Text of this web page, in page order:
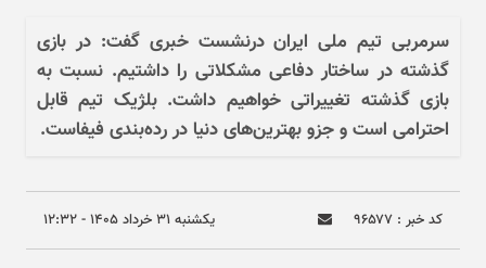
سرمربی تیم ملی ایران درنشست خبری گفت: در بازی
گذشته در ساختار دفاعی مشکلاتی را داشتیم. نسبت به
بازی گذشته تغییراتی خواهیم داشت. بلژیک تیم قابل
احترامی است و جزو بهترین‌های دنیا در رده‌بندی فیفاست.
کد خبر : ۹۶۵۷۷ يکشنبه ۳۱ خرداد ۱۴۰۵ - ۱۲:۳۲